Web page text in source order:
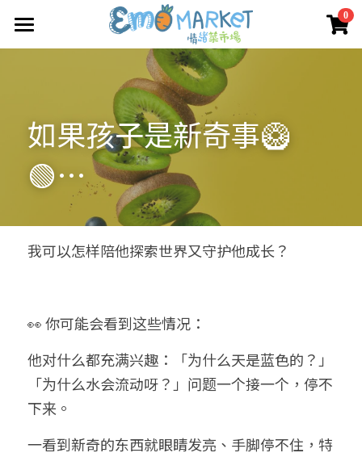
0
圖冊
所有商品分類
情緒蔬菜小伙伴
關於我們
我們的服務
媒體報導
合作機構
搜索
如果孩子是新奇事🥝
🟢…
我可以怎样陪他探索世界又守护他成长？
👀 你可能会看到这些情况：
他对什么都充满兴趣：「为什么天是蓝色的？」
「为什么水会流动呀？」问题一个接一个，停不
下来。
一看到新奇的东西就眼睛发亮、手脚停不住，特
×
商品分類